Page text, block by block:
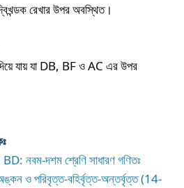
রেখার উপর অবস্থিত।
যায় যা DB, BF ও AC এর উপর
নবম-দশম শ্রেণি সাধারণ গণিতঃ
ও পরিবৃত্ত-বহির্বৃত্ত-অন্তর্বৃত্ত (14-